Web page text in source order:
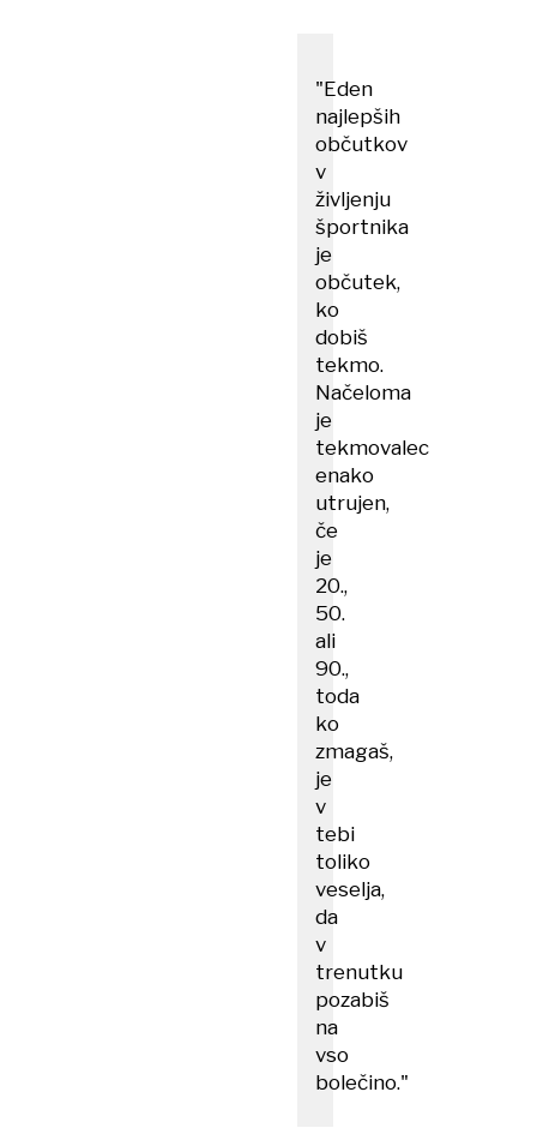
"Eden
najlepših
občutkov
v
življenju
športnika
je
občutek,
ko
dobiš
tekmo.
Načeloma
je
tekmovalec
enako
utrujen,
če
je
20.,
50.
ali
90.,
toda
ko
zmagaš,
je
v
tebi
toliko
veselja,
da
v
trenutku
pozabiš
na
vso
bolečino."